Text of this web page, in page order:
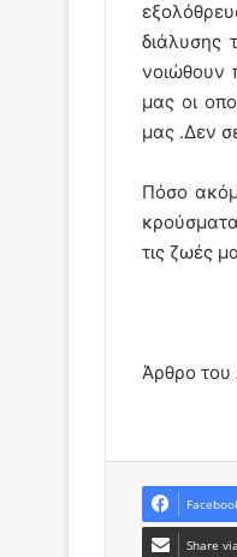
διάλυσης
νοιώθουν
μας οι
μας .Δεν
Πόσο
τις ζωές
Άρθρο
Share